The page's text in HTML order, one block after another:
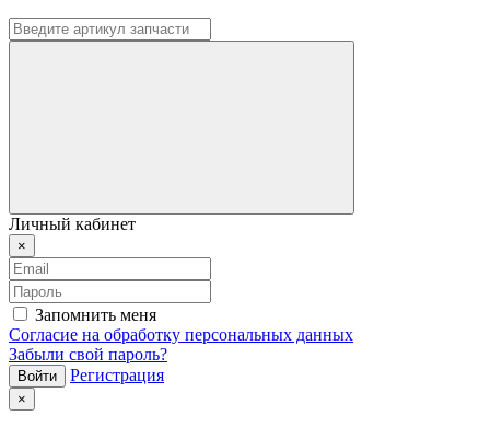
Личный кабинет
×
Запомнить меня
Согласие на обработку персональных данных
Забыли свой пароль?
Регистрация
×